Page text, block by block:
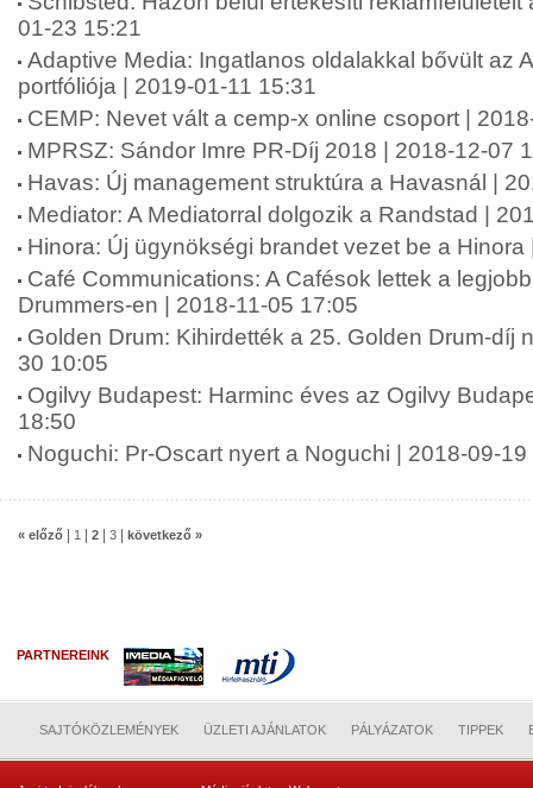
01-23 15:21
Adaptive Media: Ingatlanos oldalakkal bővült az
portfóliója | 2019-01-11 15:31
CEMP: Nevet vált a cemp-x online csoport |
MPRSZ: Sándor Imre PR-Díj 2018 | 2018-12-07
Havas: Új management struktúra a Havasnál |
Mediator: A Mediatorral dolgozik a Randstad |
Hinora: Új ügynökségi brandet vezet be a
Café Communications: A Cafésok lettek a
Drummers-en | 2018-11-05 17:05
Golden Drum: Kihirdették a 25. Golden Drum-díj
30 10:05
Ogilvy Budapest: Harminc éves az Ogilvy
18:50
Noguchi: Pr-Oscart nyert a Noguchi | 2018-09-19
« előző 1 2 3 következő »
PARTNEREINK
SAJTÓKÖZLEMÉNYEK ÜZLETI AJÁNLATOK PÁLYÁZATOK TIPPEK